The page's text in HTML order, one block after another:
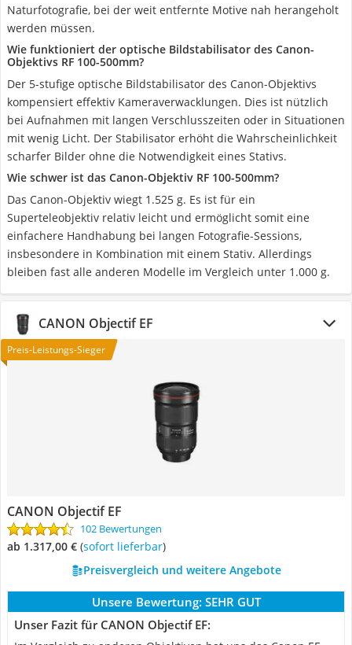
Naturfotografie, bei der weit entfernte Motive nah herangeholt
werden müssen.
Wie funktioniert der optische Bildstabilisator des Canon-
Objektivs RF 100-500mm?
Der 5-stufige optische Bildstabilisator des Canon-Objektivs
kompensiert effektiv Kameraverwacklungen. Dies ist nützlich
bei Aufnahmen mit langen Verschlusszeiten oder in Situationen
mit wenig Licht. Der Stabilisator erhöht die Wahrscheinlichkeit
scharfer Bilder ohne die Notwendigkeit eines Stativs.
Wie schwer ist das Canon-Objektiv RF 100-500mm?
Das Canon-Objektiv wiegt 1.525 g. Es ist für ein
Superteleobjektiv relativ leicht und ermöglicht somit eine
einfachere Handhabung bei langen Fotografie-Sessions,
insbesondere in Kombination mit einem Stativ. Allerdings
bleiben fast alle anderen Modelle im Vergleich unter 1.000 g.
CANON Objectif EF
Preis-Leistungs-Sieger
CANON Objectif EF
102 Bewertungen
ab 1.317,00 € ( Sofort lieferbar)
Preisvergleich und weitere Angebote
Unsere Bewertung: SEHR GUT
Unser Fazit für CANON Objectif EF: